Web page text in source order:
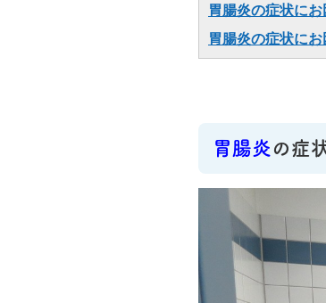
胃腸炎の症状に
胃腸炎の症状に
胃腸炎 の症